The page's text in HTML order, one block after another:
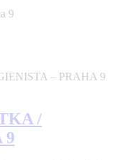
9
/
9